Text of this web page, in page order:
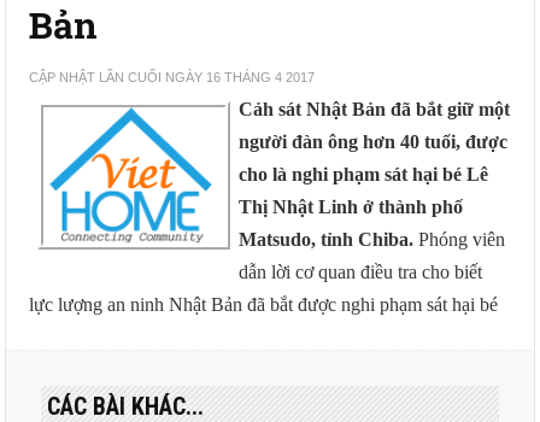
Bản
CẬP NHẬT LẦN CUỐI NGÀY 16 THÁNG 4 2017
Cảh sát Nhật Bản đã bắt giữ một
người đàn ông hơn 40 tuổi, được
cho là nghi phạm sát hại bé Lê
Thị Nhật Linh ở thành phố
Matsudo, tỉnh Chiba. Phóng viên
dẫn lời cơ quan điều tra cho biết
lực lượng an ninh Nhật Bản đã bắt được nghi phạm sát hại bé
CÁC BÀI KHÁC...